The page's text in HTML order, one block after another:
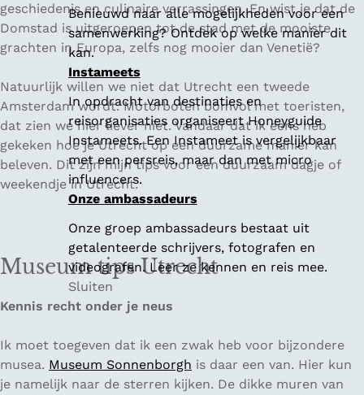
Benieuwd naar alle mogelijkheden voor een
samenwerking? Ontdek op welke manier dit
kan.
Instameets
In opdracht van destinaties en
reisorganisaties organiseert Honeyguide
Instameets. Een Instameet is vergelijkbaar
met een persreis, maar dan met micro
influencers.
Onze ambassadeurs
Onze groep ambassadeurs bestaat uit
getalenteerde schrijvers, fotografen en
videografen. Leer ze kennen en reis mee.
Sluiten
geschiedenis en culinaire verrassingen. En wist je dat de
Domstad is uitgeroepen tot de stad met de mooiste
grachten in Europa, zelfs nog mooier dan Venetië?
Natuurlijk willen we niet dat Utrecht een tweede
Amsterdam wordt. Motorboten bomvol met toeristen,
dat zien we hier liever niet. Vandaar dat ik eens heb
gekeken hoe je Utrecht op een duurzame manier kan
beleven. Dit zijn mijn tips voor een duurzaam dagje of
weekendje in Utrecht.
Museum tips Utrecht
Kennis recht onder je neus
Ik moet toegeven dat ik een zwak heb voor bijzondere
musea. Museum Sonnenborgh is daar een van. Hier kun
je namelijk naar de sterren kijken. De dikke muren van